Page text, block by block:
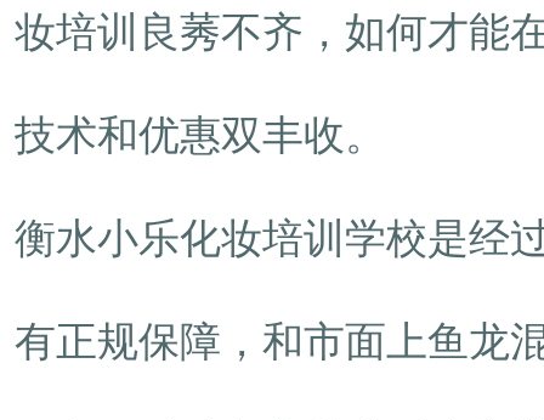
妆培训良莠不齐，如何才能
技术和优惠双丰收。
衡水小乐化妆培训学校是经
有正规保障，和市面上鱼龙